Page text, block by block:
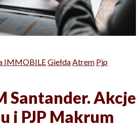
IMMOBILEGiełdaAtrem Pjp
Santander. Akcje
i PJP Makrum